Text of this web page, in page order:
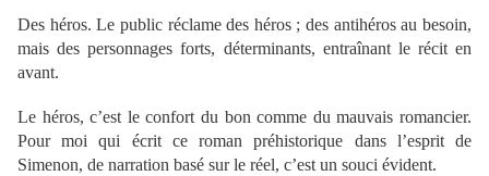
Des héros. Le public réclame des héros ; des antihéros au besoin,
mais des personnages forts, déterminants, entraînant le récit en
avant.
Le héros, c’est le confort du bon comme du mauvais romancier.
Pour moi qui écrit ce roman préhistorique dans l’esprit de
Simenon, de narration basé sur le réel, c’est un souci évident.